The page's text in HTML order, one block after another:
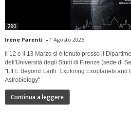
280
Irene Parenti - 1 Agosto 2026
Il 12 e il 13 Marzo si è tenuto presso il
dell'Università degli Studi di Firenze (sede di
"LIFE Beyond Earth. Exploring Exoplanets and
Astrobiology"
Continua a leggere